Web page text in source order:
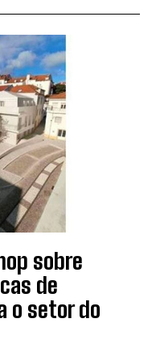
sobre
de
o setor do